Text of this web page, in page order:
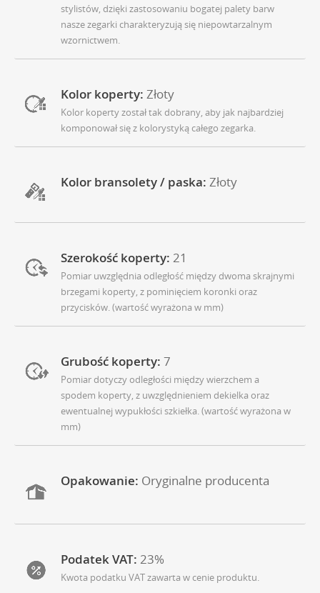
stylistów, dzięki zastosowaniu bogatej palety barw
nasze zegarki charakteryzują się niepowtarzalnym
wzornictwem.
Kolor koperty: Złoty
Kolor koperty został tak dobrany, aby jak najbardziej
komponował się z kolorystyką całego zegarka.
Kolor bransolety / paska: Złoty
Szerokość koperty: 21
Pomiar uwzględnia odległość między dwoma skrajnymi
brzegami koperty, z pominięciem koronki oraz
przycisków. (wartość wyrażona w mm)
Grubość koperty: 7
Pomiar dotyczy odległości między wierzchem a
spodem koperty, z uwzględnieniem dekielka oraz
ewentualnej wypukłości szkiełka. (wartość wyrażona w
mm)
Opakowanie: Oryginalne producenta
Podatek VAT: 23%
Kwota podatku VAT zawarta w cenie produktu.